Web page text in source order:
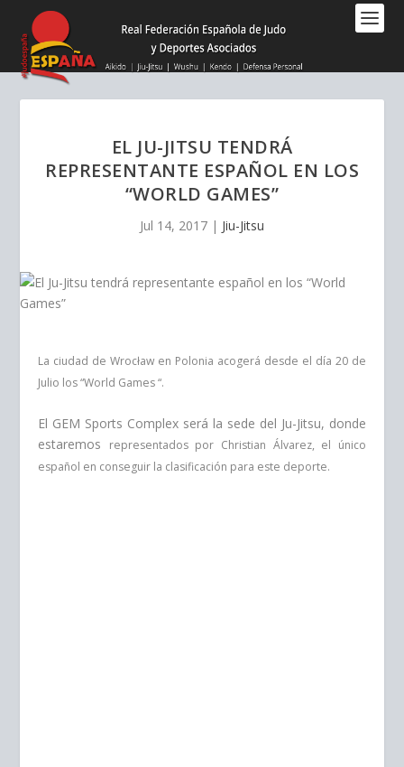
este
sitio
web
accesibilidad.
EL JU-JITSU TENDRÁ
REPRESENTANTE ESPAÑOL EN LOS
“WORLD GAMES”
Jul 14, 2017 | Jiu-Jitsu
La ciudad de Wrocław en Polonia acogerá desde el día 20 de
Julio los “World Games “.
El GEM Sports Complex será la sede del Ju-Jitsu, donde
estaremos
representados por Christian Álvarez, el único
español en conseguir la clasificación para este deporte.